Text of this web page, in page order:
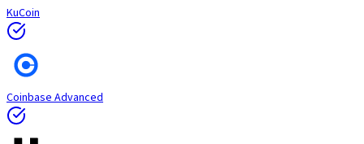
KuCoin
Coinbase Advanced